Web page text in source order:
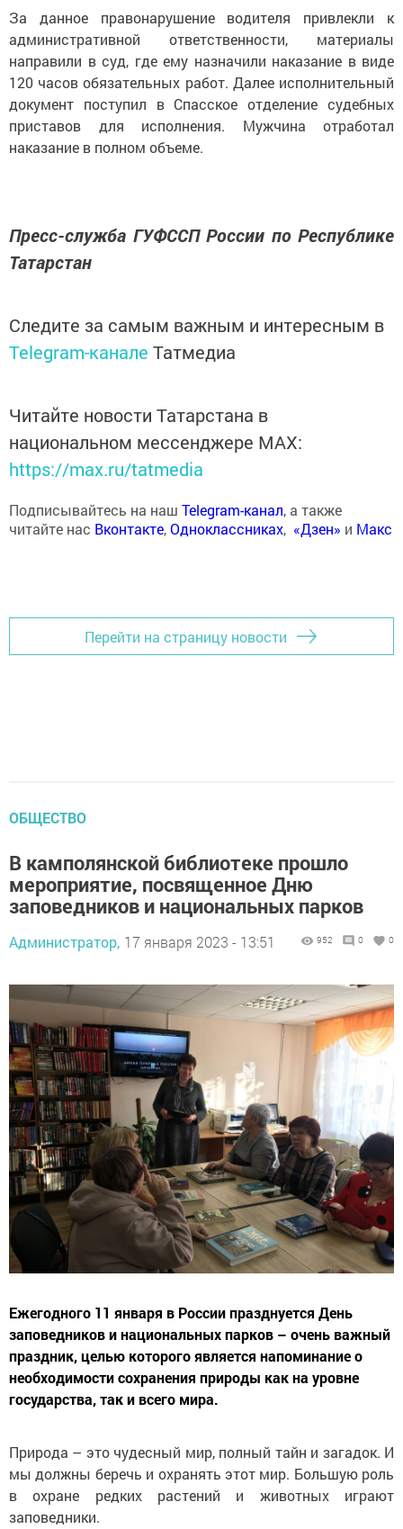
За данное правонарушение водителя привлекли к
административной ответственности, материалы
направили в суд, где ему назначили наказание в виде
120 часов обязательных работ. Далее исполнительный
документ поступил в Спасское отделение судебных
приставов для исполнения. Мужчина отработал
наказание в полном объеме.
Пресс-служба ГУФССП России по Республике
Татарстан
Следите за самым важным и интересным в
Telegram-канале Татмедиа
Читайте новости Татарстана в
национальном мессенджере MАХ:
https://max.ru/tatmedia
Подписывайтесь на наш Telegram-канал, а также
читайте нас Вконтакте,Одноклассниках, «Дзен» и Макс
Перейти на страницу новости
ОБЩЕСТВО
В камполянской библиотеке прошло
мероприятие, посвященное Дню
заповедников и национальных парков
Администратор, 17 января 2023 - 13:51 952 0 0
Ежегодного 11 января в России празднуется День
заповедников и национальных парков – очень важный
праздник, целью которого является напоминание о
необходимости сохранения природы как на уровне
государства, так и всего мира.
Природа – это чудесный мир, полный тайн и загадок. И
мы должны беречь и охранять этот мир. Большую роль
в охране редких растений и животных играют
заповедники.